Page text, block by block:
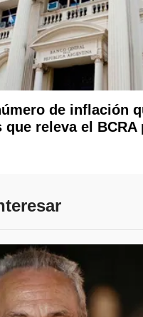
de inflación
releva el BCRA